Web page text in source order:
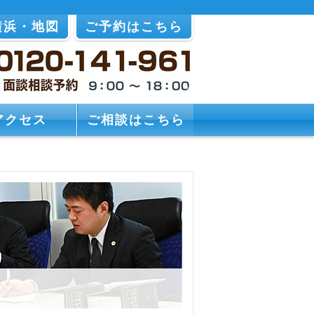
・地図 ご予約はこちら
クセス ご相談はこちら